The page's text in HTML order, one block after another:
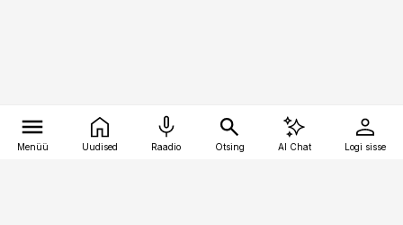
Menüü Uudised Raadio Otsing AI Chat Logi sisse